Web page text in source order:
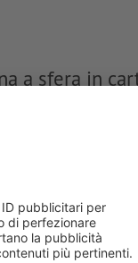
a sfera in
solo i vettori;
non sono ritenuti
fino a un massimo